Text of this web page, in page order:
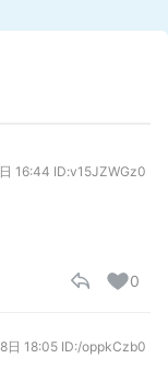
16:44 ID:v15JZWGz0
0
日 18:05 ID:/oppkCzb0